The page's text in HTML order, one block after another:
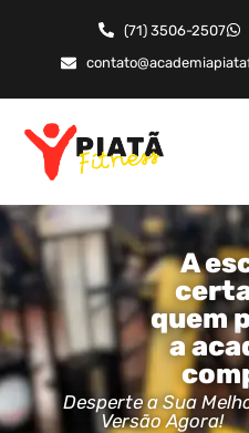
(71) 3506-2507
A
quem
a
Desperte a Sua
Versão Agora!